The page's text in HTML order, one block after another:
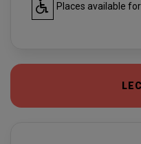
Places available